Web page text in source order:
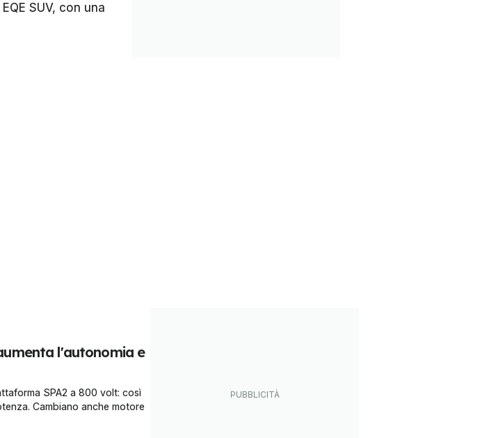
SUV, con una
l'autonomia e
SPA2 a 800 volt: così
Cambiano anche motore